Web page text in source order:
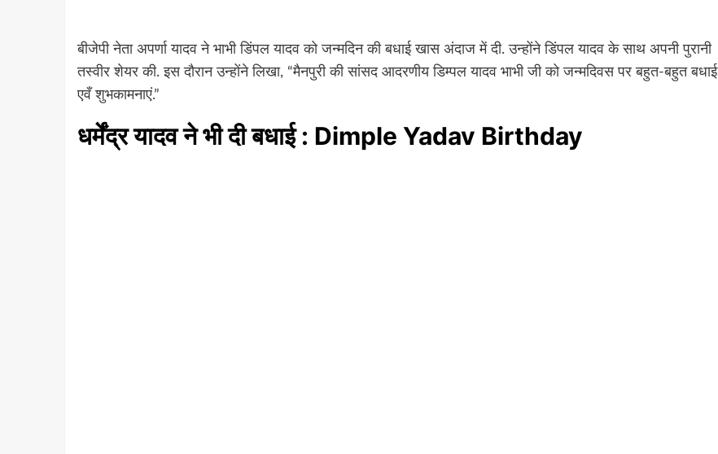
बीजेपी नेता अपर्णा यादव ने भाभी डिंपल यादव को जन्मदिन की बधाई खास अंदाज में दी. उन्होंने डिंपल यादव के साथ अपनी पुरानी
तस्वीर शेयर की. इस दौरान उन्होंने लिखा, “मैनपुरी की सांसद आदरणीय डिम्पल यादव भाभी जी को जन्मदिवस पर बहुत-बहुत बधाई
एवँ शुभकामनाएं.”
धर्मेंद्र यादव ने भी दी बधाई : Dimple Yadav Birthday